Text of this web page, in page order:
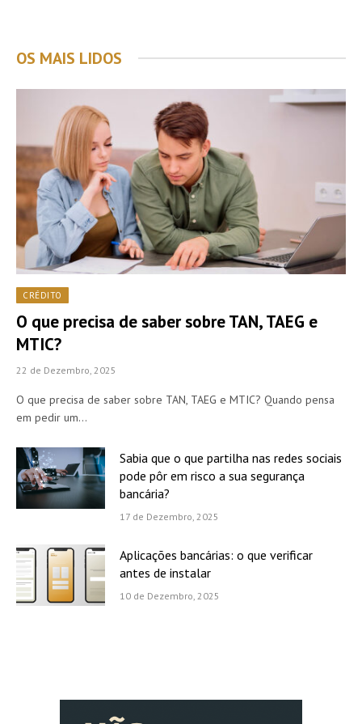
OS MAIS LIDOS
CRÉDITO
O que precisa de saber sobre TAN, TAEG e
MTIC?
22 de Dezembro, 2025
O que precisa de saber sobre TAN, TAEG e MTIC? Quando pensa
em pedir um…
Sabia que o que partilha nas redes sociais
pode pôr em risco a sua segurança
bancária?
17 de Dezembro, 2025
Aplicações bancárias: o que verificar
antes de instalar
10 de Dezembro, 2025